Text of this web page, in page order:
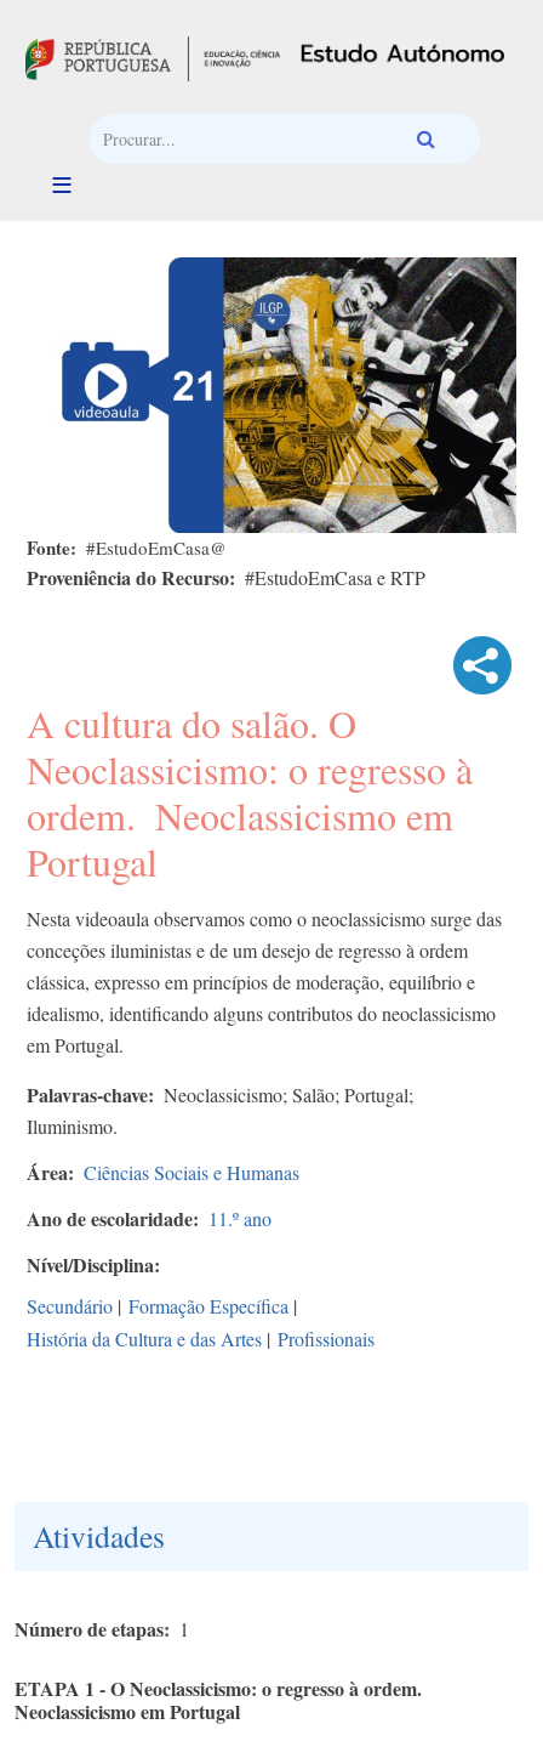
Fonte #EstudoEmCasa@
Proveniência do Recurso #EstudoEmCasa e RTP
A cultura do salão. O
Neoclassicismo: o regresso à
ordem. ​ Neoclassicismo em
Portugal
Nesta videoaula observamos como o neoclassicismo surge das
conceções iluministas e de um desejo de regresso à ordem
clássica, expresso em princípios de moderação, equilíbrio e
idealismo, identificando alguns contributos do neoclassicismo
em Portugal.
Palavras-chave
Neoclassicismo; Salão; Portugal;
Iluminismo.
Área Ciências Sociais e Humanas
Ano de escolaridade 11.º ano
Nível/Disciplina
Secundário | Formação Específica |
História da Cultura e das Artes | Profissionais
Atividades
Número de etapas 1
ETAPA 1 - O Neoclassicismo: o regresso à ordem. ​
Neoclassicismo em Portugal